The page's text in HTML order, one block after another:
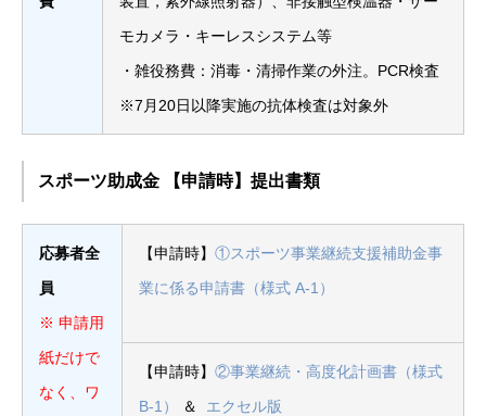
モカメラ・キーレスシステム等
・雑役務費：消毒・清掃作業の外注。PCR検査
※7月20日以降実施の抗体検査は対象外
スポーツ助成金 【申請時】提出書類
応募者全
員
※ 申請用
紙だけで
なく、ワ
【申請時】 ①スポーツ事業継続支援補助金事
業に係る申請書（様式 A-1）
【申請時】 ②事業継続・高度化計画書（様式
B-1）
＆ エクセル版